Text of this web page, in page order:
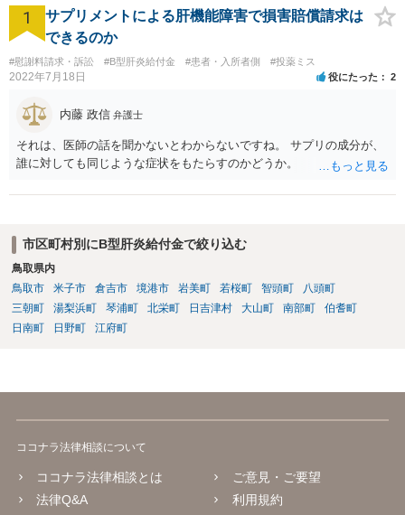
1
サプリメントによる肝機能障害で損害賠償請求は
できるのか
#慰謝料請求・訴訟 #B型肝炎給付金 #患者・入所者側 #投薬ミス
2022年7月18日 役にたった 2
内藤 政信 弁護士
それは、医師の話を聞かないとわからないですね。 サプリの成分が、
誰に対しても同じような症状をもたらすのかどうか。
市区町村別にB型肝炎給付金で絞り込む
鳥取県内
鳥取市
米子市 倉吉市 境港市 岩美町 若桜町 智頭町
八頭町
三朝町
湯梨浜町 琴浦町 北栄町 日吉津村 大山町 南部町
伯耆町
日南町
日野町 江府町
ココナラ法律相談について
ココナラ法律相談とは
法律Q&A
ご意見・ご要望
利用規約